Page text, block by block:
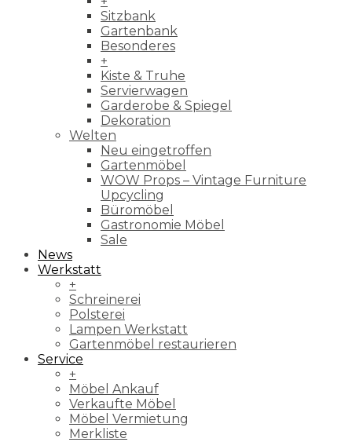
Sitzbank
Gartenbank
Besonderes
+
Kiste & Truhe
Servierwagen
Garderobe & Spiegel
Dekoration
Welten
Neu eingetroffen
Gartenmöbel
WOW Props – Vintage Furniture
Upcycling
Büromöbel
Gastronomie Möbel
Sale
News
Werkstatt
+
Schreinerei
Polsterei
Lampen Werkstatt
Gartenmöbel restaurieren
Service
+
Möbel Ankauf
Verkaufte Möbel
Möbel Vermietung
Merkliste